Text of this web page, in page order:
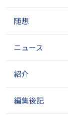
シ
ン
随想
ニュース
紹介
編集後記